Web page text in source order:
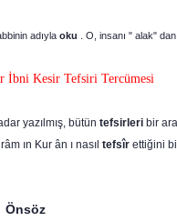
adıyla oku . O, insanı " alak" dan
İbni Kesir Tefsiri Tercümesi
yazılmış, bütün tefsirleri bir
ın Kur ân ı nasıl tefsîr ettiğini